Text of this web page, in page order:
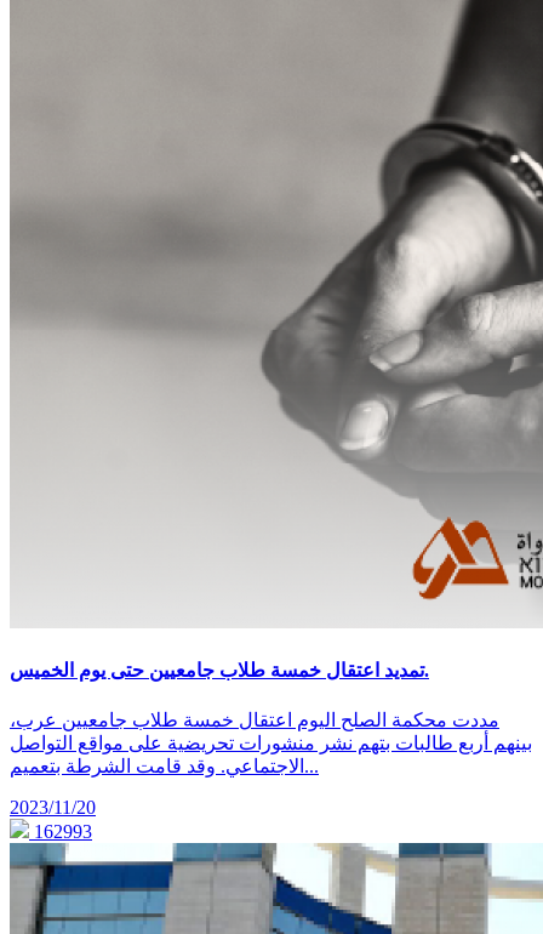
تمديد اعتقال خمسة طلاب جامعيين حتى يوم الخميس.
مددت محكمة الصلح اليوم اعتقال خمسة طلاب جامعيين عرب،
بينهم أربع طالبات بتهم نشر منشورات تحريضية على مواقع التواصل
الاجتماعي. وقد قامت الشرطة بتعميم...
2023/11/20
162993